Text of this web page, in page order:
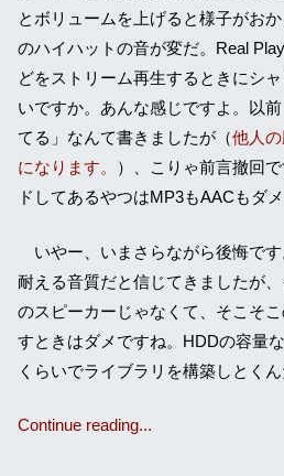
とボリュームを上げると様子がお
のハイハットの音が変だ。Real
どをストリーム再生するときにシ
いですか。あんな感じですよ。以
てる」なんて書きましたが（他人
になります。
）、こりゃ前言撤回
ドしてあるやつはMP3もAACもダメ
いやー、いまさらながら後悔で
耐える音質だと信じてきましたが
のスピーカーじゃなくて、そこそ
すときはダメですね。HDDの容量
くらいでライブラリを構築しとく
Continue reading...